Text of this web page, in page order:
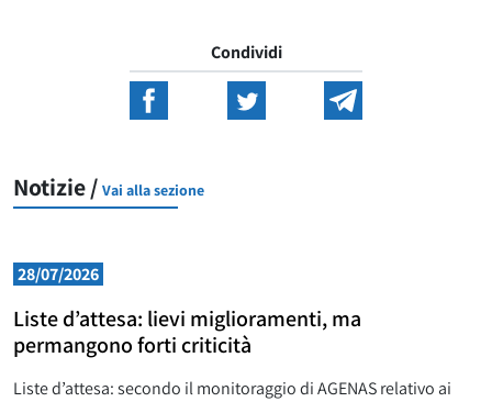
Condividi
Notizie / Vai alla sezione
28/07/2026
Liste d’attesa: lievi miglioramenti, ma
permangono forti criticità
Liste d’attesa: secondo il monitoraggio di AGENAS relativo ai